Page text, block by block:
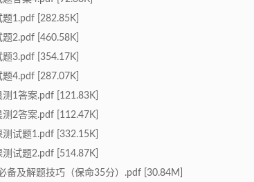
1.pdf [282.85K]
2.pdf [460.58K]
3.pdf [354.17K]
4.pdf [287.07K]
1答案.pdf [121.83K]
2答案.pdf [112.47K]
试题1.pdf [332.15K]
试题2.pdf [514.87K]
备及解题技巧（保命35分）.pdf [30.84M]